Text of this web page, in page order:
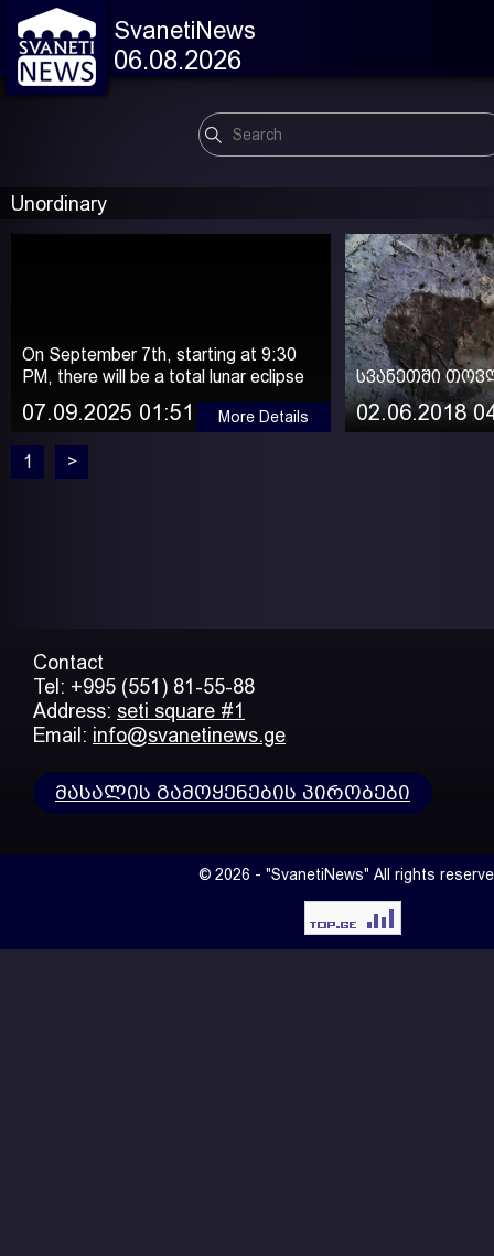
SvanetiNews
06.08.2026
Unordinary
On September 7th, starting at 9:30
PM, there will be a total lunar eclipse
07.09.2025 01:51 More Details
სვანეთში
02.06.2018
1 >
Contact
Tel: +995 (551) 81-55-88
Address: seti square #1
Email: info@svanetinews.ge
მასალის გამოყენების პირობები
© 2026 - "SvanetiNews" All rights